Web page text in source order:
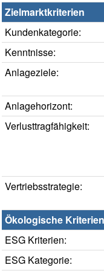
Zielmarktkriterien
Kundenkategorie:
Kenntnisse:
Anlageziele:
Anlagehorizont:
Verlusttragfähigkeit:
Vertriebsstrategie:
Ökologische
ESG Kriterien:
ESG Kategorie: